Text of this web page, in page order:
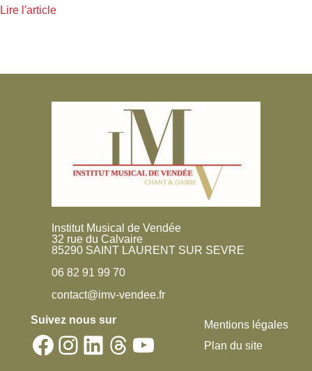
Lire l'article
Institut Musical de Vendée
32 rue du Calvaire
85290 SAINT LAURENT SUR SEVRE
06 82 91 99 70
contact@imv-vendee.fr
Suivez nous sur
Facebook
Instagram
LinkedIn
Threads
YouTube
Mentions légales
Plan du site